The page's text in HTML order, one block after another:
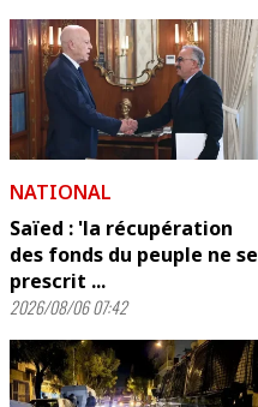
NATIONAL
Saïed : 'la récupération
des fonds du peuple ne se
prescrit ...
2026/08/06 07:42